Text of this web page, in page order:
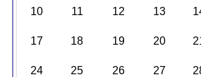
10 11 12 13
17 18 19 20
24 25 26 27